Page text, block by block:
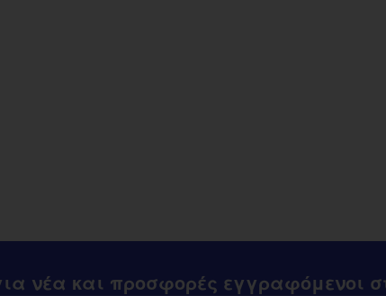
νέα και προσφορές εγγραφόμενοι